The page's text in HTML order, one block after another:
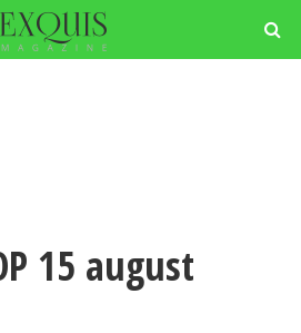
15 august